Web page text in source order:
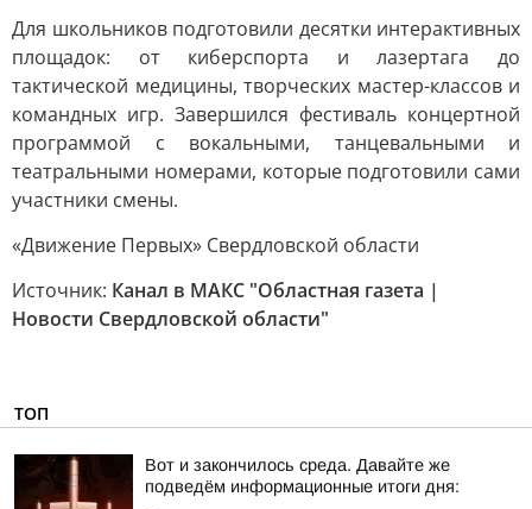
Для школьников подготовили десятки интерактивных
площадок: от киберспорта и лазертага до
тактической медицины, творческих мастер-классов и
командных игр. Завершился фестиваль концертной
программой с вокальными, танцевальными и
театральными номерами, которые подготовили сами
участники смены.
«Движение Первых» Свердловской области
Источник: Канал в МАКС "Областная газета |
Новости Свердловской области"
ТОП
Вот и закончилось среда. Давайте же
подведём информационные итоги дня: